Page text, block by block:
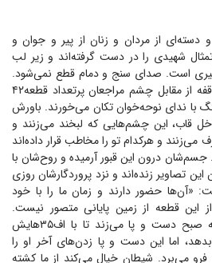
از مردان و زنان از پیر و جوان و
شهیدی را در دست گرفته‌اند و زیر لب
است. صدای سنج و دمام قطع نمی‌شود.
تصاویر شهدا مثل قطاری بی‌وقفه از مقابل چشم مراجعان پرتعداد قطعه۴۲
با ندای نوحه‌خوان تکان می‌خورند. باورش
قاب، این چشم‌هایی که لبخند می‌زنند و
می‌زنند و هرکدام تو را مخاطب قرار داده‌اند
جسم‌شان درون این قبور آرمیده و روح‌شان با
تصاویر زنده‌اند و نزد پروردگارشان روزی
«آن‌ها حضور دارند و زمان ما را با خود
این قطعه از زمین پایانی متصور نیست.
اسرائیل این لحظات نزدیک به صبح دست و پا می‌زند تا با اف‌۳۵هایش
اما این دست و پا زدن‌های آخر او را
فرو می‌برد. شیطان خیال می‌کند از ما کشته